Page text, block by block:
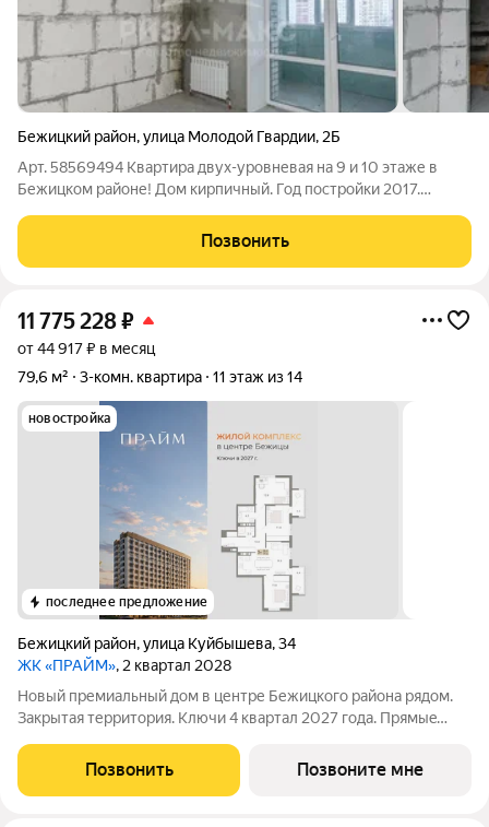
Бежицкий район,улица Молодой Гвардии, 2Б
Арт. 58569494 Квартира двух-уровневая на 9 и 10 этаже в
Бежицком районе! Дом кирпичный. Год постройки 2017.
стороны. На 9 этаже: большой коридор 12 кв м; 2 комнаты 13-14
кв м; кухня 28 кв м; 2
Позвонить
11 775 228₽
от 44 917 ₽ в месяц
79,6 м²
3-комн. квартира 11 этаж из 14
новостройка
последнее предложение
Бежицкий район,улица Куйбышева,34
ЖК «ПРАЙМ», 2 квартал 2028
Новый премиальный дом в центре Бежицкого района рядом.
Закрытая территория. Ключи 4 квapтал 2027 года. Прямыe
сeмeйная, IT подaём заявки вo вce бaнки гoрода.
Сопровождаем сделку до вручения
Позвонить Позвоните мне